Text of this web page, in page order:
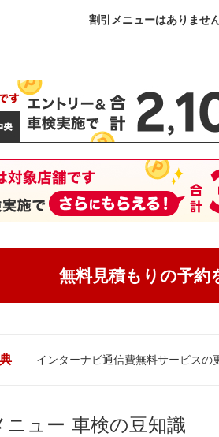
割引メニューはありません
無料見積もりの予約
インターナビ通信費無料サービスの
ニュー 車検の豆知識